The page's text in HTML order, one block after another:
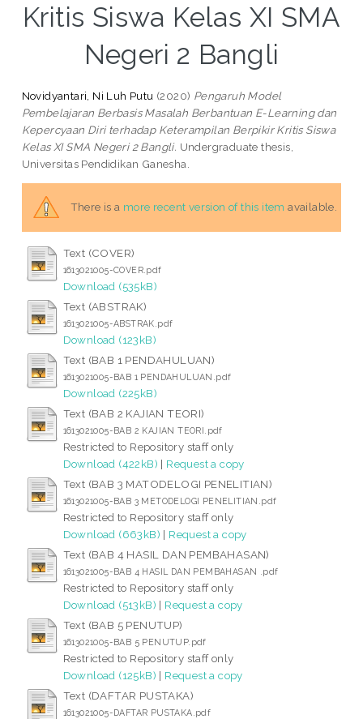
Kritis Siswa Kelas XI SMA
Negeri 2 Bangli
Novidyantari, Ni Luh Putu (2020) Pengaruh Model
Pembelajaran Berbasis Masalah Berbantuan E-Learning dan
Kepercyaan Diri terhadap Keterampilan Berpikir Kritis Siswa
Kelas XI SMA Negeri 2 Bangli. Undergraduate thesis,
Universitas Pendidikan Ganesha.
There is a more recent version of this item available.
Text (COVER)
1613021005-COVER.pdf
Download (535kB)
Text (ABSTRAK)
1613021005-ABSTRAK.pdf
Download (123kB)
Text (BAB 1 PENDAHULUAN)
1613021005-BAB 1 PENDAHULUAN.pdf
Download (225kB)
Text (BAB 2 KAJIAN TEORI)
1613021005-BAB 2 KAJIAN TEORI.pdf
Restricted to Repository staff only
Download (422kB) | Request a copy
Text (BAB 3 MATODELOGI PENELITIAN)
1613021005-BAB 3 METODELOGI PENELITIAN.pdf
Restricted to Repository staff only
Download (663kB) | Request a copy
Text (BAB 4 HASIL DAN PEMBAHASAN)
1613021005-BAB 4 HASIL DAN PEMBAHASAN .pdf
Restricted to Repository staff only
Download (513kB) | Request a copy
Text (BAB 5 PENUTUP)
1613021005-BAB 5 PENUTUP.pdf
Restricted to Repository staff only
Download (125kB) | Request a copy
Text (DAFTAR PUSTAKA)
1613021005-DAFTAR PUSTAKA.pdf